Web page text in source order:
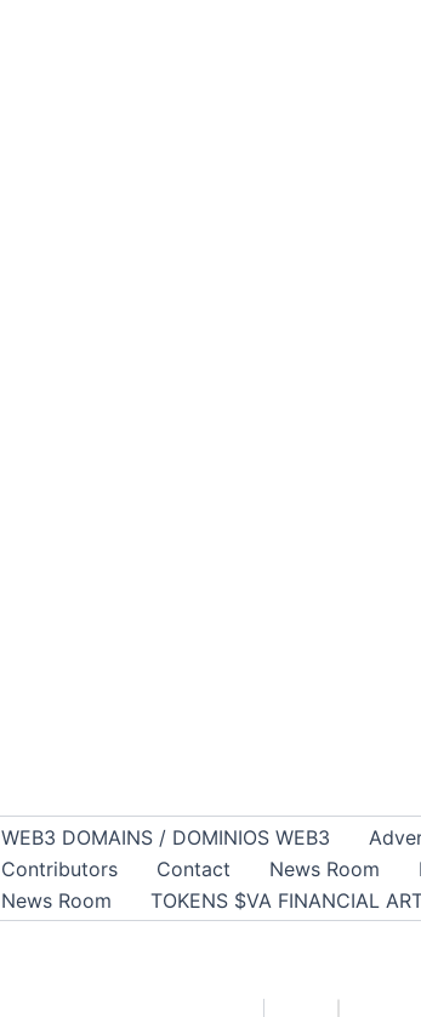
WEB3 DOMAINS / DOMINIOS WEB3
Contributors
Contact News Room
News Room
TOKENS $VA FINANCIAL